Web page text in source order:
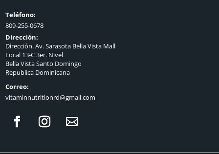
Teléfono:
809-255-0678
Dirección:
Dirección. Av. Sarasota Bella Vista Mall
Local 13-C 3er. Nivel
Bella Vista Santo Domingo
Republica Dominicana
Correo:
vitaminnutritionrd@gmail.com